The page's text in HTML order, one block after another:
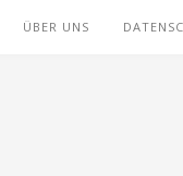
ÜBER UNS